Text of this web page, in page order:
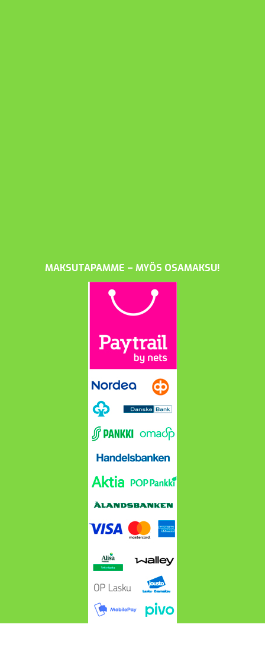
MAKSUTAPAMME – MYÖS OSAMAKSU!